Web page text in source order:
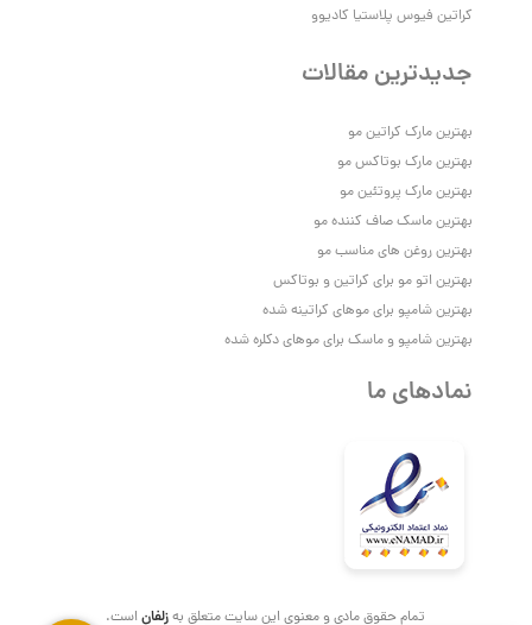
کراتین فیوس پلاستیا کادیوو
جدیدترین مقالات
بهترین مارک کراتین مو
بهترین مارک بوتاکس مو
بهترین مارک پروتئین مو
بهترین ماسک صاف کننده مو
بهترین روغن های مناسب مو
بهترین اتو مو برای کراتین و بوتاکس
بهترین شامپو برای موهای کراتینه شده
بهترین شامپو و ماسک برای موهای دکلره شده
نمادهای ما
تمام حقوق مادی و معنوی این سایت متعلق بهزلفاناست.